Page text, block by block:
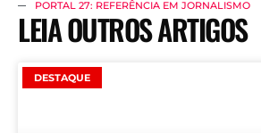
PORTAL 27: REFERÊNCIA EM JORNALISMO
LEIA OUTROS ARTIGOS
DESTAQUE